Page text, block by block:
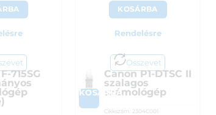
715SG
KOSÁRBA
Rendelésre
Összevet
KOSÁRBA
Canon P1-DTSC II
szalagos
számológép
Cikkszám:
2304C001